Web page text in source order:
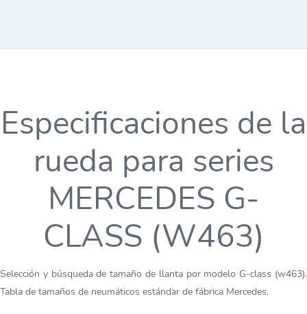
Especificaciones de la
rueda para series
MERCEDES G-
CLASS (W463)
Selección y búsqueda de tamaño de llanta por modelo G-class (w463).
Tabla de tamaños de neumáticos estándar de fábrica Mercedes.